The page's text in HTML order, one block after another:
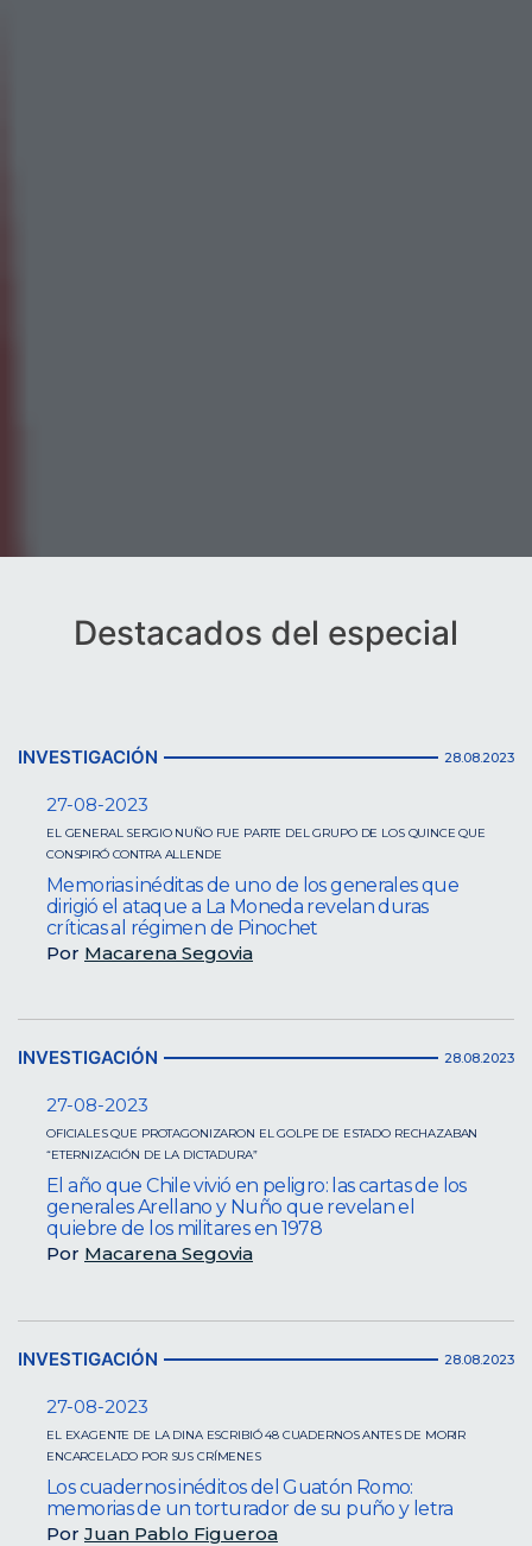
Destacados del especial
INVESTIGACIÓN 28.08.2023
27-08-2023
EL GENERAL SERGIO NUÑO FUE PARTE DEL GRUPO DE LOS QUINCE QUE
CONSPIRÓ CONTRA ALLENDE
Memorias inéditas de uno de los generales que
dirigió el ataque a La Moneda revelan duras
críticas al régimen de Pinochet
Por Macarena Segovia
INVESTIGACIÓN 28.08.2023
27-08-2023
OFICIALES QUE PROTAGONIZARON EL GOLPE DE ESTADO RECHAZABAN
“ETERNIZACIÓN DE LA DICTADURA”
El año que Chile vivió en peligro: las cartas de los
generales Arellano y Nuño que revelan el
quiebre de los militares en 1978
Por Macarena Segovia
INVESTIGACIÓN 28.08.2023
27-08-2023
EL EXAGENTE DE LA DINA ESCRIBIÓ 48 CUADERNOS ANTES DE MORIR
ENCARCELADO POR SUS CRÍMENES
Los cuadernos inéditos del Guatón Romo:
memorias de un torturador de su puño y letra
Por Juan Pablo Figueroa